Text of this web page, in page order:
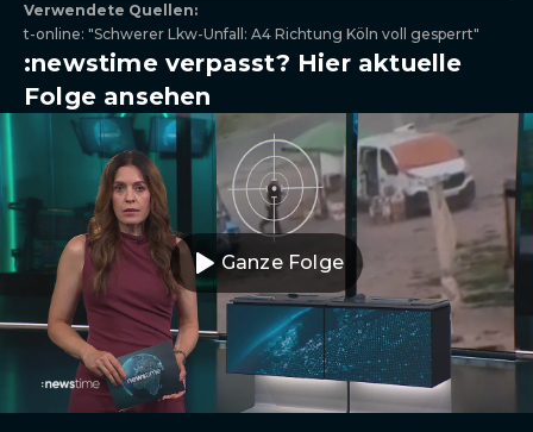
Verwendete Quellen:
t-online: "Schwerer Lkw-Unfall: A4 Richtung Köln voll gesperrt"
:newstime verpasst? Hier aktuelle
Folge ansehen
Ganze Folge